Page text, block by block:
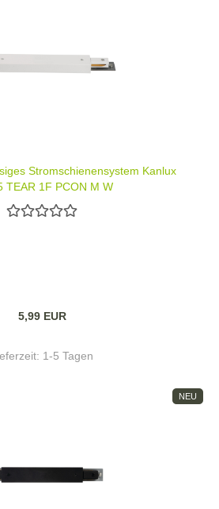
Stromschienensystem Kanlux
TEAR 1F PCON M W
5,99 EUR
1-5 Tagen
NEU